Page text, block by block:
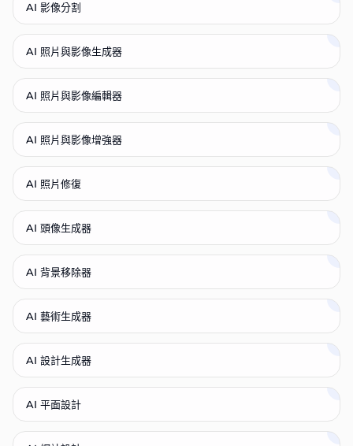
AI 影像分割
AI 照片與影像生成器
AI 照片與影像編輯器
AI 照片與影像增強器
AI 照片修復
AI 頭像生成器
AI 背景移除器
AI 藝術生成器
AI 設計生成器
AI 平面設計